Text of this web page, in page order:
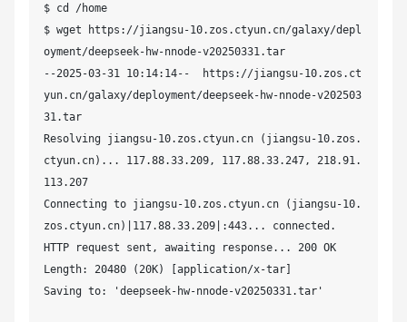
$ cd /home
$ wget https://jiangsu-10.zos.ctyun.cn/galaxy/depl
oyment/deepseek-hw-nnode-v20250331.tar
--2025-03-31 10:14:14--  https://jiangsu-10.zos.ct
yun.cn/galaxy/deployment/deepseek-hw-nnode-v202503
31.tar
Resolving jiangsu-10.zos.ctyun.cn (jiangsu-10.zos.
ctyun.cn)... 117.88.33.209, 117.88.33.247, 218.91.
113.207
Connecting to jiangsu-10.zos.ctyun.cn (jiangsu-10.
zos.ctyun.cn)|117.88.33.209|:443... connected.
HTTP request sent, awaiting response... 200 OK
Length: 20480 (20K) [application/x-tar]
Saving to: 'deepseek-hw-nnode-v20250331.tar'